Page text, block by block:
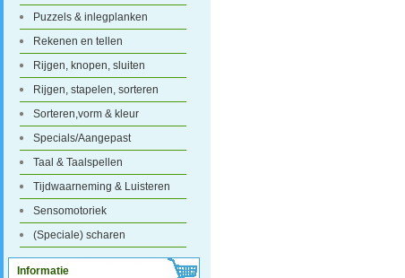
Puzzels & inlegplanken
Rekenen en tellen
Rijgen, knopen, sluiten
Rijgen, stapelen, sorteren
Sorteren,vorm & kleur
Specials/Aangepast
Taal & Taalspellen
Tijdwaarneming & Luisteren
Sensomotoriek
(Speciale) scharen
Informatie